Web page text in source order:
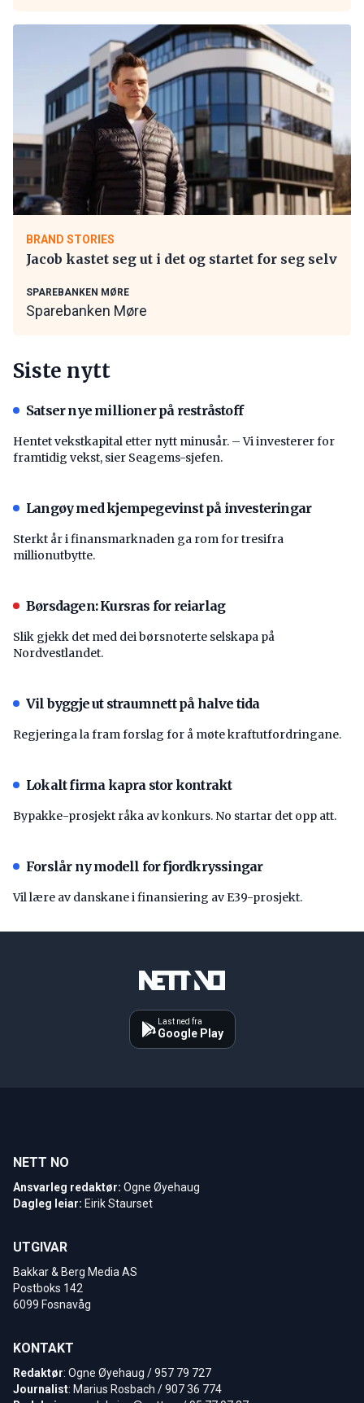
BRAND STORIES
Jacob kastet seg ut i det og startet for seg selv
SPAREBANKEN MØRE
Sparebanken Møre
Siste nytt
Satser nye millioner på restråstoff
Hentet vekstkapital etter nytt minusår. – Vi investerer for
framtidig vekst, sier Seagems-sjefen.
Langøy med kjempegevinst på investeringar
Sterkt år i finansmarknaden ga rom for tresifra
millionutbytte.
Børsdagen: Kursras for reiarlag
Slik gjekk det med dei børsnoterte selskapa på
Nordvestlandet.
Vil byggje ut straumnett på halve tida
Regjeringa la fram forslag for å møte kraftutfordringane.
Lokalt firma kapra stor kontrakt
Bypakke-prosjekt råka av konkurs. No startar det opp att.
Forslår ny modell for fjordkryssingar
Vil lære av danskane i finansiering av E39-prosjekt.
Last ned fra
Google Play
NETT NO
Ansvarleg redaktør: Ogne Øyehaug
Dagleg leiar: Eirik Staurset
UTGIVAR
Bakkar & Berg Media AS
Postboks 142
6099 Fosnavåg
KONTAKT
Redaktør: Ogne Øyehaug / 957 79 727
Journalist: Marius Rosbach / 907 36 774